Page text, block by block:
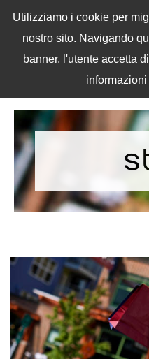
Utilizziamo i cookie per
nostro sito. Navigando
banner, l'utente accetta
informazioni
Menu